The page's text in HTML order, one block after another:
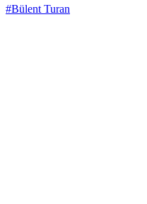
#Bülent Turan